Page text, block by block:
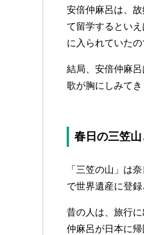
安倍仲麻呂は、
て留学するとい
に入られていた
結局、安倍仲麻
歌が胸にしみてき
春日の三笠山
「三笠の山」は
で世界遺産に登
昔の人は、旅行
仲麻呂が日本に